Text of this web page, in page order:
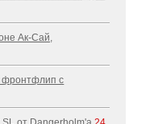
Ак-Cай,
фронтфлип с